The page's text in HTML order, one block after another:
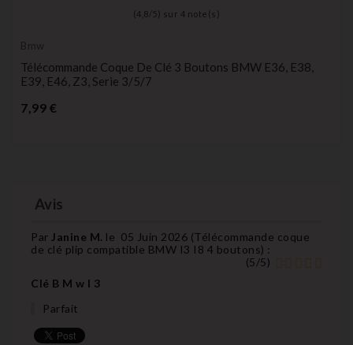
(4,8 / 5) sur 4 note(s)
Bmw
Télécommande Coque De Clé 3 Boutons BMW E36, E38,
E39, E46, Z3, Serie 3/5/7
7,99 €
Avis
Par Janine M. le 05 Juin 2026 (Télécommande coque
de clé plip compatible BMW I3 I8 4 boutons) :
(5/5)
Clé B M w I 3
Parfait